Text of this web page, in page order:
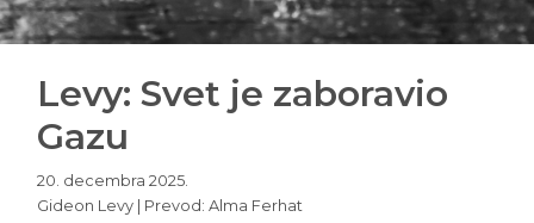
Levy: Svet je zaboravio
Gazu
20. decembra 2025.
Gideon Levy | Prevod: Alma Ferhat